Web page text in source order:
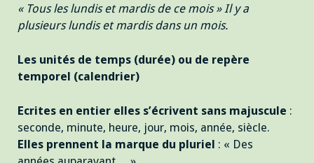
« Tous les lundis et mardis de ce mois » Il y a
plusieurs lundis et mardis dans un mois.
Les unités de temps (durée) ou de repère
temporel (calendrier)
Ecrites en entier elles s’écrivent sans majuscule :
seconde, minute, heure, jour, mois, année, siècle.
Elles prennent la marque du pluriel : « Des